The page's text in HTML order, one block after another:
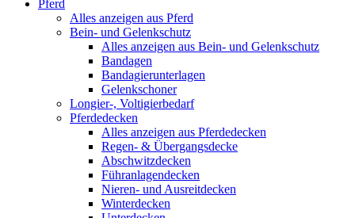
Pferd
Alles anzeigen aus Pferd
Bein- und Gelenkschutz
Alles anzeigen aus Bein- und Gelenkschutz
Bandagen
Bandagierunterlagen
Gelenkschoner
Longier-, Voltigierbedarf
Pferdedecken
Alles anzeigen aus Pferdedecken
Regen- & Übergangsdecke
Abschwitzdecken
Führanlagendecken
Nieren- und Ausreitdecken
Winterdecken